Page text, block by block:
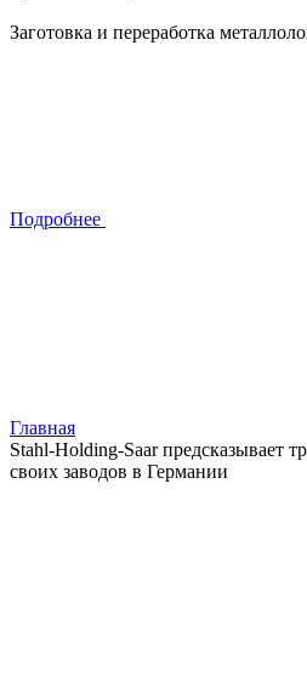
Заготовка и переработка
Подробнее
Главная
Stahl-Holding-Saar предсказывает
своих заводов в Германии